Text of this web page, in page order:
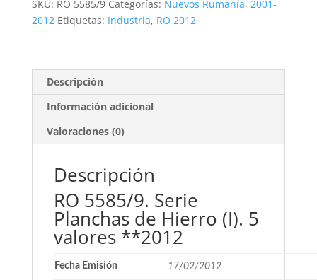
Hierro
**2012
cantidad
SKU: RO 5585/9 Categorías: Nuevos Rumanía, 2001-
2012 Etiquetas: Industria, RO 2012
Descripción
Información adicional
Valoraciones (0)
Descripción
RO 5585/9. Serie
Planchas de Hierro (I). 5
valores **2012
Fecha Emisión 17/02/2012